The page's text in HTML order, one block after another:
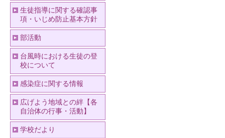
生徒指導に関する確認事
項・いじめ防止基本方針
部活動
台風時における生徒の登
校について
感染症に関する情報
広げよう地域との絆【各
自治体の行事・活動】
学校だより